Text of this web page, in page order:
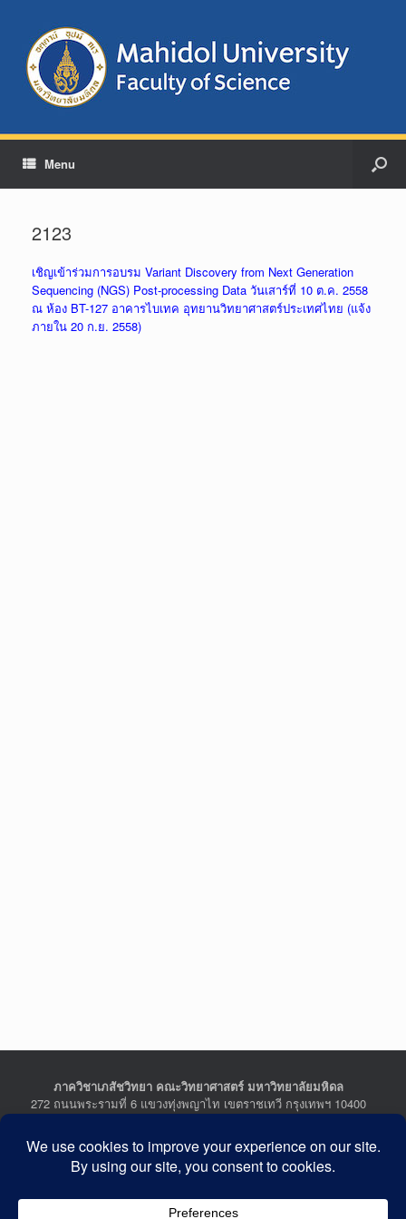
Menu
2123
เชิญเข้าร่วมการอบรม Variant Discovery from Next Generation
Sequencing (NGS) Post-processing Data วันเสาร์ที่ 10 ต.ค. 2558
ณ ห้อง BT-127 อาคารไบเทค อุทยานวิทยาศาสตร์ประเทศไทย (แจ้ง
ภายใน 20 ก.ย. 2558)
ภาควิชาเภสัชวิทยา คณะวิทยาศาสตร์ มหาวิทยาลัยมหิดล
272 ถนนพระรามที่ 6 แขวงทุ่งพญาไท เขตราชเทวี กรุงเทพฯ 10400
Department of Pharmacology, Faculty of Science, Mahidol
University
272 Rama VI Road, Ratchathewi District, Bangkok 10400
Tel : +662-201-5641-2, Fax : +662-354-7157